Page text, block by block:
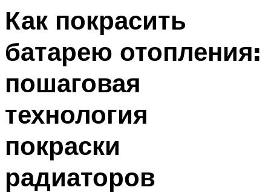
Как покрасить
батарею отопления:
пошаговая
технология
покраски
радиаторов